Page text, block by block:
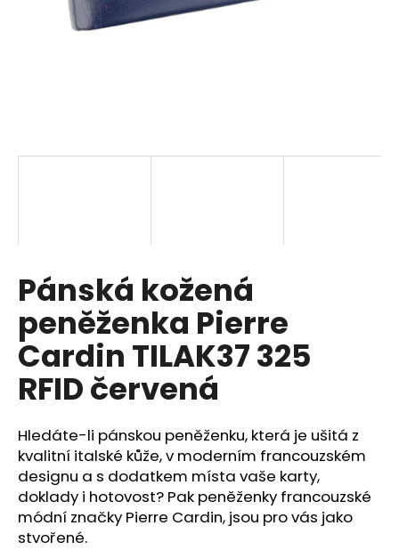
Pánská kožená
peněženka Pierre
Cardin TILAK37 325
RFID červená
Hledáte-li pánskou peněženku, která je ušitá z
kvalitní italské kůže, v moderním francouzském
designu a s dodatkem místa vaše karty,
doklady i hotovost? Pak peněženky francouzské
módní značky Pierre Cardin, jsou pro vás jako
stvořené.
D
o
p
o
r
u
č
j
e
m
e